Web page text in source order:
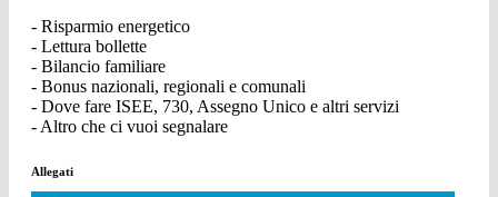
- Risparmio energetico
- Lettura bollette
- Bilancio familiare
- Bonus nazionali, regionali e comunali
- Dove fare ISEE, 730, Assegno Unico e altri servizi
- Altro che ci vuoi segnalare
Allegati